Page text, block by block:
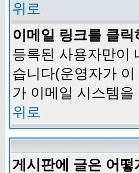
위로
이메일 링크를 클
등록된 사용자만이
습니다(운영자가
가 이메일 시스템
위로
게시판에 글은 어떻